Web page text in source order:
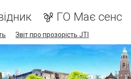
ГО Має сенс
Звіт про прозорість JTI